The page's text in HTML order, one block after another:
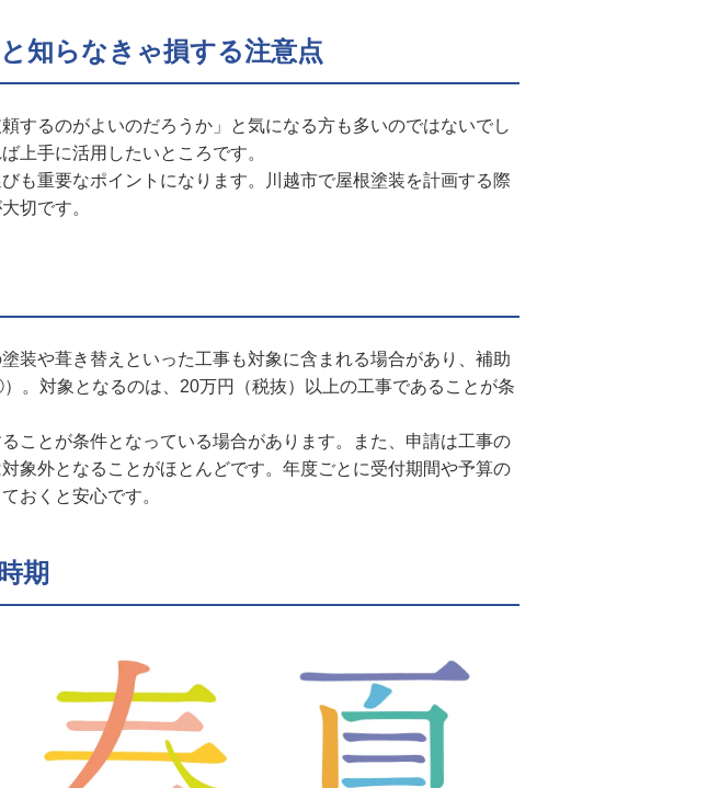
知らなきゃ損する注意点
するのがよいのだろうか」と気になる方も多いのではないでし
上手に活用したいところです。
も重要なポイントになります。川越市で屋根塗装を計画する際
切です。
装や葺き替えといった工事も対象に含まれる場合があり、補助
。対象となるのは、20万円（税抜）以上の工事であることが条
ことが条件となっている場合があります。また、申請は工事の
象外となることがほとんどです。年度ごとに受付期間や予算の
おくと安心です。
期